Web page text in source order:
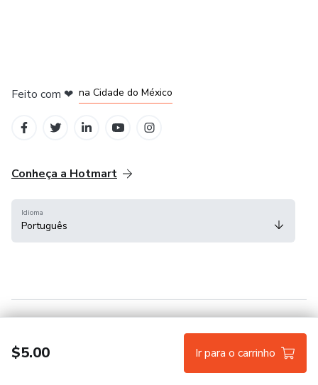
$5.00 Ir para o carrinho
Feito com ❤ na Cidade do México
Conheça a Hotmart
Idioma
Português
Hotmart — 2011-2026 © Todos os direitos reservados.